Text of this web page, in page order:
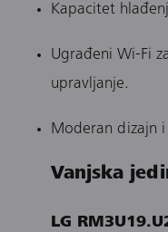
Kapacitet
Ugrađeni Wi-Fi
upravljanje.
Moderan dizajn
Vanjska
LG